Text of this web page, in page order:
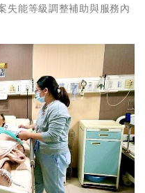
失能等級調整補助與服務內